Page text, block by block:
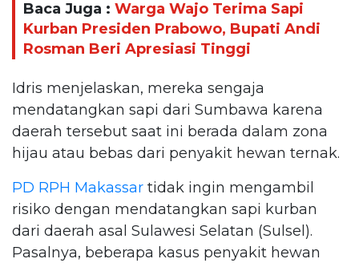
Baca Juga : Warga Wajo Terima Sapi
Kurban Presiden Prabowo, Bupati Andi
Rosman Beri Apresiasi Tinggi
Idris menjelaskan, mereka sengaja
mendatangkan sapi dari Sumbawa karena
daerah tersebut saat ini berada dalam zona
hijau atau bebas dari penyakit hewan ternak.
PD RPH Makassar tidak ingin mengambil
risiko dengan mendatangkan sapi kurban
dari daerah asal Sulawesi Selatan (Sulsel).
Pasalnya, beberapa kasus penyakit hewan